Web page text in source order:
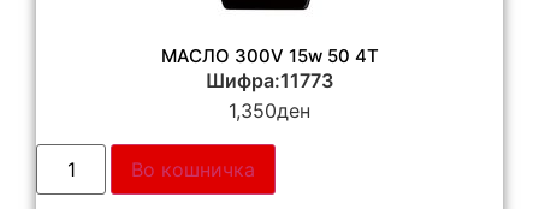
МАСЛО 300V 15w 50 4T
Шифра:11773
1,350ден
Во кошничка